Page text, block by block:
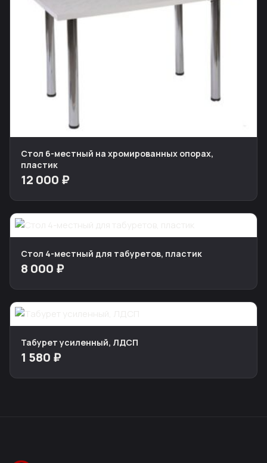
Стол 6-местный на хромированных опорах,
пластик
12 000 ₽
Стол 4-местный для табуретов, пластик
8 000 ₽
Табурет усиленный, ЛДСП
1 580 ₽